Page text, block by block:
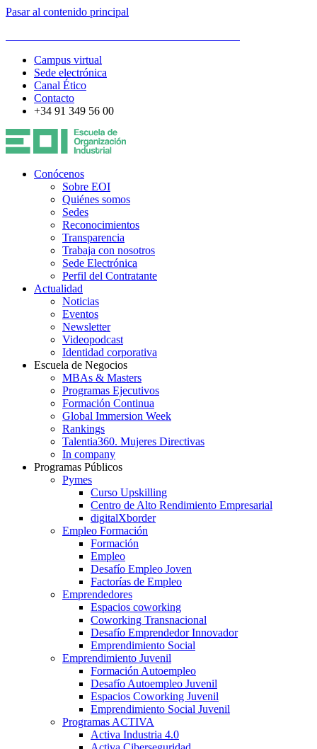
Pasar al contenido principal
Campus virtual
Sede electrónica
Canal Ético
Contacto
+34 91 349 56 00
Conócenos
Sobre EOI
Quiénes somos
Sedes
Reconocimientos
Transparencia
Trabaja con nosotros
Sede Electrónica
Perfil del Contratante
Actualidad
Noticias
Eventos
Newsletter
Videopodcast
Identidad corporativa
Escuela de Negocios
MBAs & Masters
Programas Ejecutivos
Formación Continua
Global Immersion Week
Rankings
Talentia360. Mujeres Directivas
In company
Programas Públicos
Pymes
Curso Upskilling
Centro de Alto Rendimiento Empresarial
digitalXborder
Empleo Formación
Formación
Empleo
Desafío Empleo Joven
Factorías de Empleo
Emprendedores
Espacios coworking
Coworking Transnacional
Desafío Emprendedor Innovador
Emprendimiento Social
Emprendimiento Juvenil
Formación Autoempleo
Desafío Autoempleo Juvenil
Espacios Coworking Juvenil
Emprendimiento Social Juvenil
Programas ACTIVA
Activa Industria 4.0